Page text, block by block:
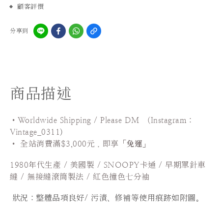
顧客評價
分享到
商品描述
•Worldwide Shipping / Please DM (Instagram：
Vintage_0311)
• 全站消費滿$3,000元，即享「 免運 」
1980年代生產 / 美國製 / SNOOPY卡通 / 早期單針車
縫 / 無接縫滾筒製法 / 紅色撞色七分袖
狀況： 整體品項良好/ 污漬、修補等使用痕跡如附圖。